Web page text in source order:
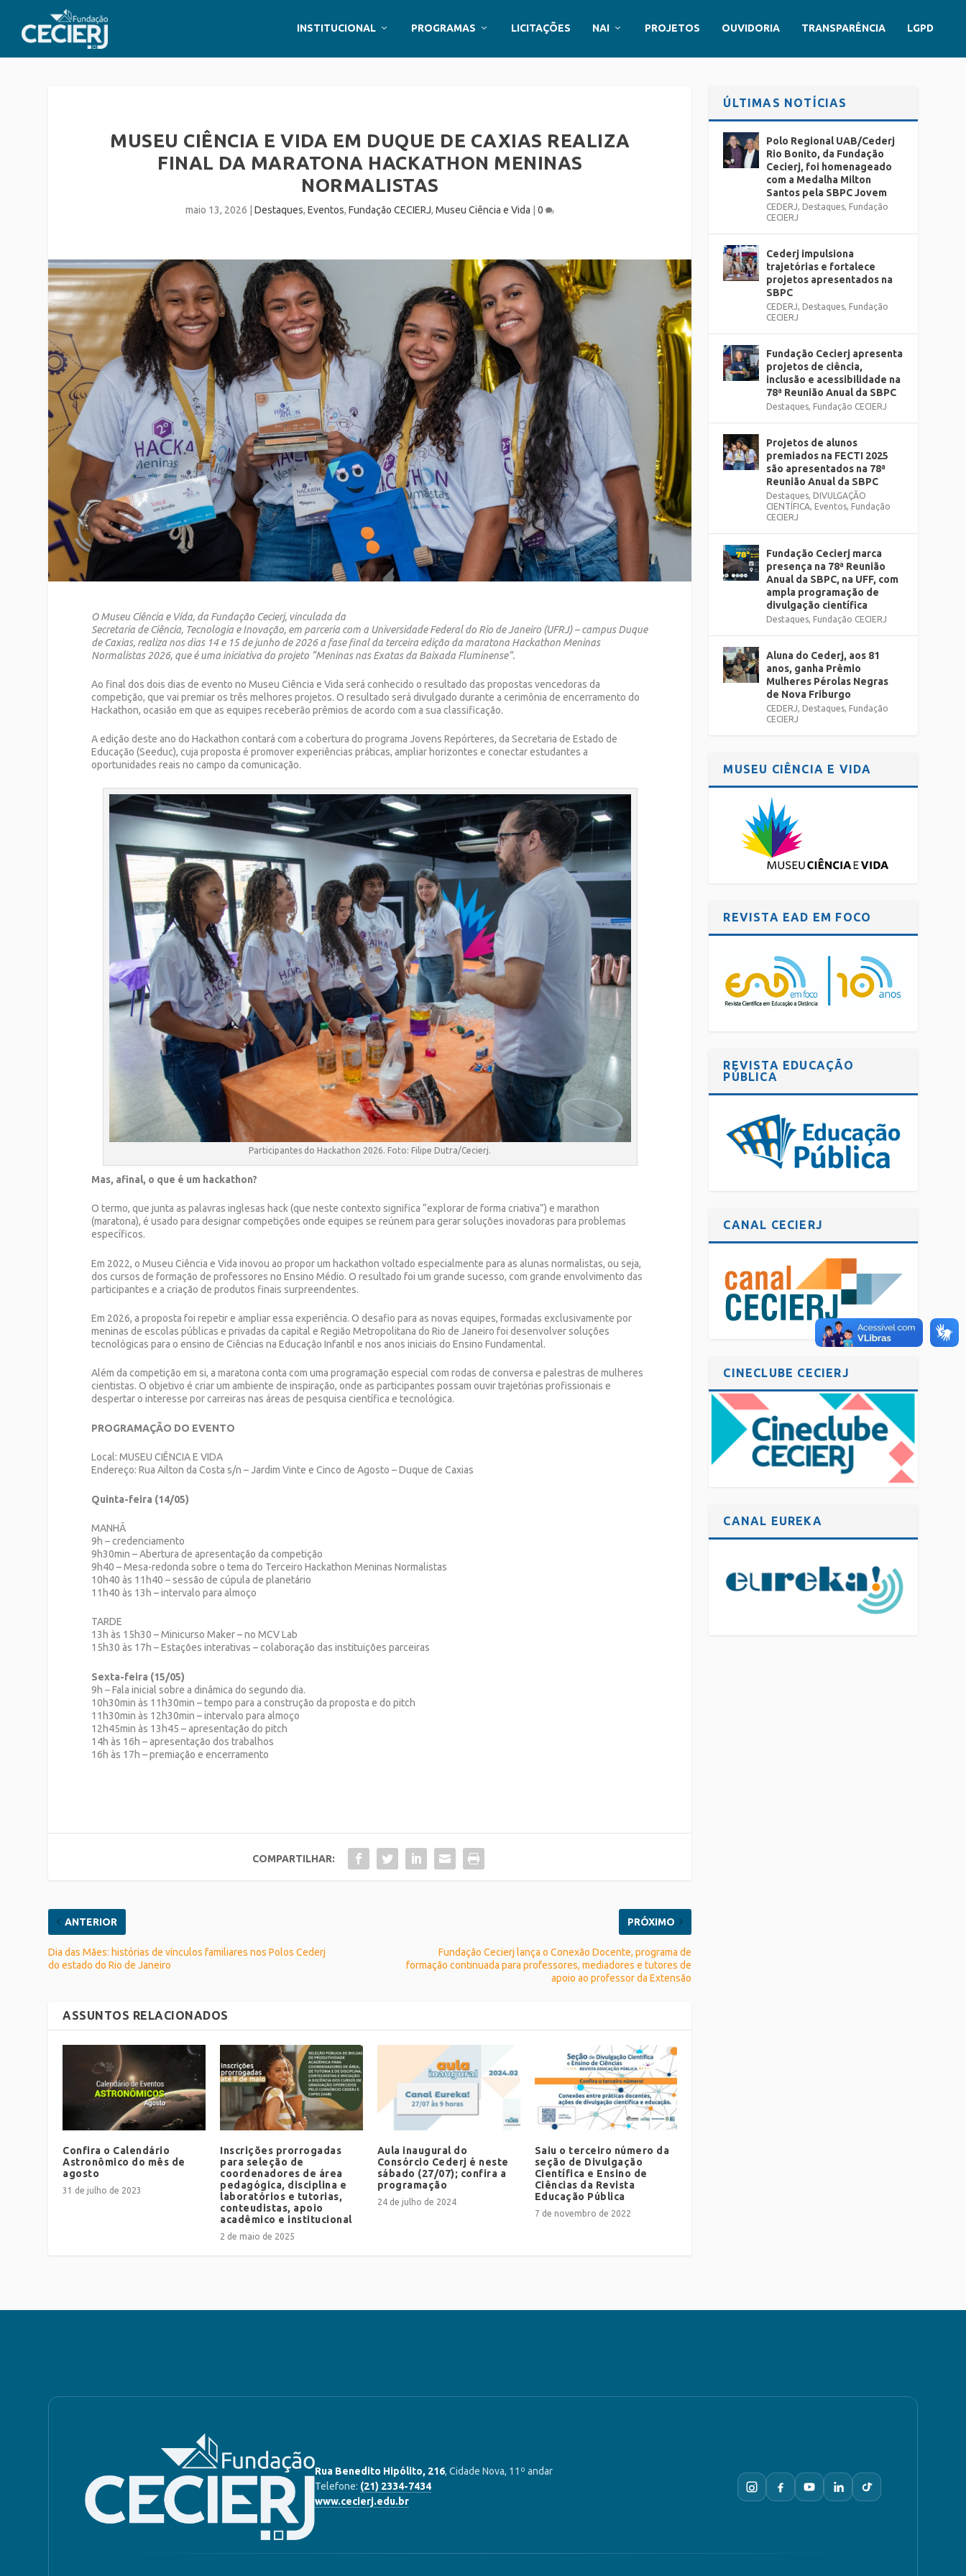
INSTITUCIONAL PROGRAMAS LICITAÇÕES NAI PROJETOS OUVIDORIA TRANSPARÊNCIA LGPD
MUSEU CIÊNCIA E VIDA EM DUQUE DE CAXIAS REALIZA
FINAL DA MARATONA HACKATHON MENINAS
NORMALISTAS
maio 13, 2026 |Destaques,Eventos,Fundação CECIERJ,Museu Ciência e Vida |0
O Museu Ciência e Vida, da Fundação Cecierj, vinculada da
Secretaria de Ciência, Tecnologia e Inovação, em parceria com a Universidade Federal do Rio de Janeiro (UFRJ) – campus Duque
de Caxias, realiza nos dias 14 e 15 de junho de 2026 a fase final da terceira edição da maratona Hackathon Meninas
Normalistas 2026, que é uma iniciativa do projeto “Meninas nas Exatas da Baixada Fluminense”.
Ao final dos dois dias de evento no Museu Ciência e Vida será conhecido o resultado das propostas vencedoras da
competição, que vai premiar os três melhores projetos. O resultado será divulgado durante a cerimônia de encerramento do
Hackathon, ocasião em que as equipes receberão prêmios de acordo com a sua classificação.
A edição deste ano do Hackathon contará com a cobertura do programa Jovens Repórteres, da Secretaria de Estado de
Educação (Seeduc), cuja proposta é promover experiências práticas, ampliar horizontes e conectar estudantes a
oportunidades reais no campo da comunicação.
Participantes do Hackathon 2026. Foto: Filipe Dutra/Cecierj.
Mas, afinal, o que é um hackathon?
O termo, que junta as palavras inglesas hack (que neste contexto significa “explorar de forma criativa”) e marathon
(maratona), é usado para designar competições onde equipes se reúnem para gerar soluções inovadoras para problemas
específicos.
Em 2022, o Museu Ciência e Vida inovou ao propor um hackathon voltado especialmente para as alunas normalistas, ou seja,
dos cursos de formação de professores no Ensino Médio. O resultado foi um grande sucesso, com grande envolvimento das
participantes e a criação de produtos finais surpreendentes.
Em 2026, a proposta foi repetir e ampliar essa experiência. O desafio para as novas equipes, formadas exclusivamente por
meninas de escolas públicas e privadas da capital e Região Metropolitana do Rio de Janeiro foi desenvolver soluções
tecnológicas para o ensino de Ciências na Educação Infantil e nos anos iniciais do Ensino Fundamental.
Além da competição em si, a maratona conta com uma programação especial com rodas de conversa e palestras de mulheres
cientistas. O objetivo é criar um ambiente de inspiração, onde as participantes possam ouvir trajetórias profissionais e
despertar o interesse por carreiras nas áreas de pesquisa científica e tecnológica.
PROGRAMAÇÃO DO EVENTO
Local: MUSEU CIÊNCIA E VIDA
Endereço: Rua Ailton da Costa s/n – Jardim Vinte e Cinco de Agosto – Duque de Caxias
Quinta-feira (14/05)
MANHÃ
9h – credenciamento
9h30min – Abertura de apresentação da competição
9h40 – Mesa-redonda sobre o tema do Terceiro Hackathon Meninas Normalistas
10h40 às 11h40 – sessão de cúpula de planetário
11h40 às 13h – intervalo para almoço
TARDE
13h às 15h30 – Minicurso Maker – no MCV Lab
15h30 às 17h – Estações interativas – colaboração das instituições parceiras
Sexta-feira (15/05)
9h – Fala inicial sobre a dinâmica do segundo dia.
10h30min às 11h30min – tempo para a construção da proposta e do pitch
11h30min às 12h30min – intervalo para almoço
12h45min às 13h45 – apresentação do pitch
14h às 16h – apresentação dos trabalhos
16h às 17h – premiação e encerramento
COMPARTILHAR:
ANTERIOR
Dia das Mães: histórias de vínculos familiares nos Polos Cederj
do estado do Rio de Janeiro
PRÓXIMO
Fundação Cecierj lança o Conexão Docente, programa de
formação continuada para professores, mediadores e tutores de
apoio ao professor da Extensão
ASSUNTOS RELACIONADOS
Confira o Calendário
Astronômico do mês de
agosto
31 de julho de 2023
Inscrições prorrogadas
para seleção de
coordenadores de área
pedagógica, disciplina e
laboratórios e tutorias,
conteudistas, apoio
acadêmico e institucional
2 de maio de 2025
Aula inaugural do
Consórcio Cederj é neste
sábado (27/07); confira a
programação
24 de julho de 2024
Saiu o terceiro número da
seção de Divulgação
Científica e Ensino de
Ciências da Revista
Educação Pública
7 de novembro de 2022
ÚLTIMAS NOTÍCIAS
Polo Regional UAB/Cederj
Rio Bonito, da Fundação
Cecierj, foi homenageado
com a Medalha Milton
Santos pela SBPC Jovem
CEDERJ, Destaques, Fundação
CECIERJ
Cederj impulsiona
trajetórias e fortalece
projetos apresentados na
SBPC
CEDERJ, Destaques, Fundação
CECIERJ
Fundação Cecierj apresenta
projetos de ciência,
inclusão e acessibilidade na
78ª Reunião Anual da SBPC
Destaques, Fundação CECIERJ
Projetos de alunos
premiados na FECTI 2025
são apresentados na 78ª
Reunião Anual da SBPC
Destaques, DIVULGAÇÃO
CIENTÍFICA, Eventos, Fundação
CECIERJ
Fundação Cecierj marca
presença na 78ª Reunião
Anual da SBPC, na UFF, com
ampla programação de
divulgação científica
Destaques, Fundação CECIERJ
Aluna do Cederj, aos 81
anos, ganha Prêmio
Mulheres Pérolas Negras
de Nova Friburgo
CEDERJ, Destaques, Fundação
CECIERJ
MUSEU CIÊNCIA E VIDA
REVISTA EAD EM FOCO
REVISTA EDUCAÇÃO
PÚBLICA
CANAL CECIERJ
CINECLUBE CECIERJ
CANAL EUREKA
Rua Benedito Hipólito, 216, Cidade Nova, 11º andar
Telefone: (21) 2334-7434
www.cecierj.edu.br